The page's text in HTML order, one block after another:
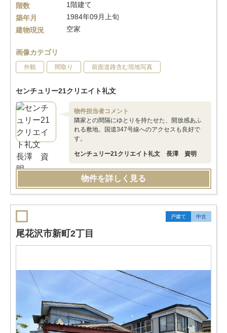
階数
1階建て
築年月
1984年09月上旬
建物現況
空家
画像カテゴリ
外観 間取り 前面道路含む現地写真
センチュリー21クリエイト礼文
物件担当者コメント
隣家との間隔にゆとりを持たせた、開放感あふ
れる敷地。国道347号線へのアクセスも良好で
す。
センチュリー21クリエイト礼文 長澤 資明
物件を詳しく見る
戸建て 中古
尾花沢市新町2丁目